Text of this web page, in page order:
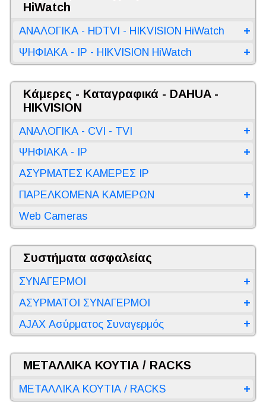
HiWatch
ΑΝΑΛΟΓΙΚΑ - HDTVI - HIKVISION HiWatch
ΨΗΦΙΑΚΑ - IP - HIKVISION HiWatch
Κάμερες - Καταγραφικά - DAHUA -
HIKVISION
ΑΝΑΛΟΓΙΚΑ - CVI - TVI
ΨΗΦΙΑΚΑ - IP
ΑΣΥΡΜΑΤΕΣ ΚΑΜΕΡΕΣ IP
ΠΑΡΕΛΚΟΜΕΝΑ ΚΑΜΕΡΩΝ
Web Cameras
Συστήματα ασφαλείας
ΣΥΝΑΓΕΡΜΟΙ
ΑΣΥΡΜΑΤΟΙ ΣΥΝΑΓΕΡΜΟΙ
AJAX Ασύρματος Συναγερμός
ΜΕΤΑΛΛΙΚΑ ΚΟΥΤΙΑ / RACKS
ΜΕΤΑΛΛΙΚΑ ΚΟΥΤΙΑ / RACKS